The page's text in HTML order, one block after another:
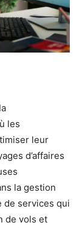
les
leur
d’affaires
la gestion
de services qui
de vols et